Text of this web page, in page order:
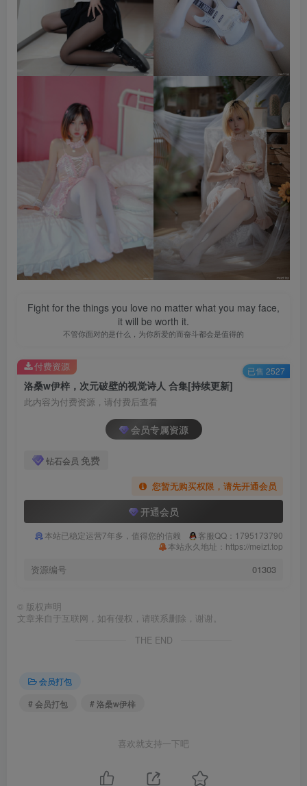
Fight for the things you love no matter what you may face,
it will be worth it.
不管你面对的是什么，为你所爱的而奋斗都会是值得的
洛桑w伊梓，次元破壁的视觉诗人 合集[持续更新]
此内容为付费资源，请付费后查看
会员专属资源
钻石会员 免费
您暂无购买权限，请先开通会员
开通会员
本站已稳定运营7年多，值得您的信赖
客服QQ：1795173790
本站永久地址：https://meizt.top
资源编号 01303
付费资源 已售 2527
© 版权声明
文章来自于互联网，如有侵权，请联系删除，谢谢。
THE END
会员打包
# 会员打包
# 洛桑w伊梓
喜欢就支持一下吧